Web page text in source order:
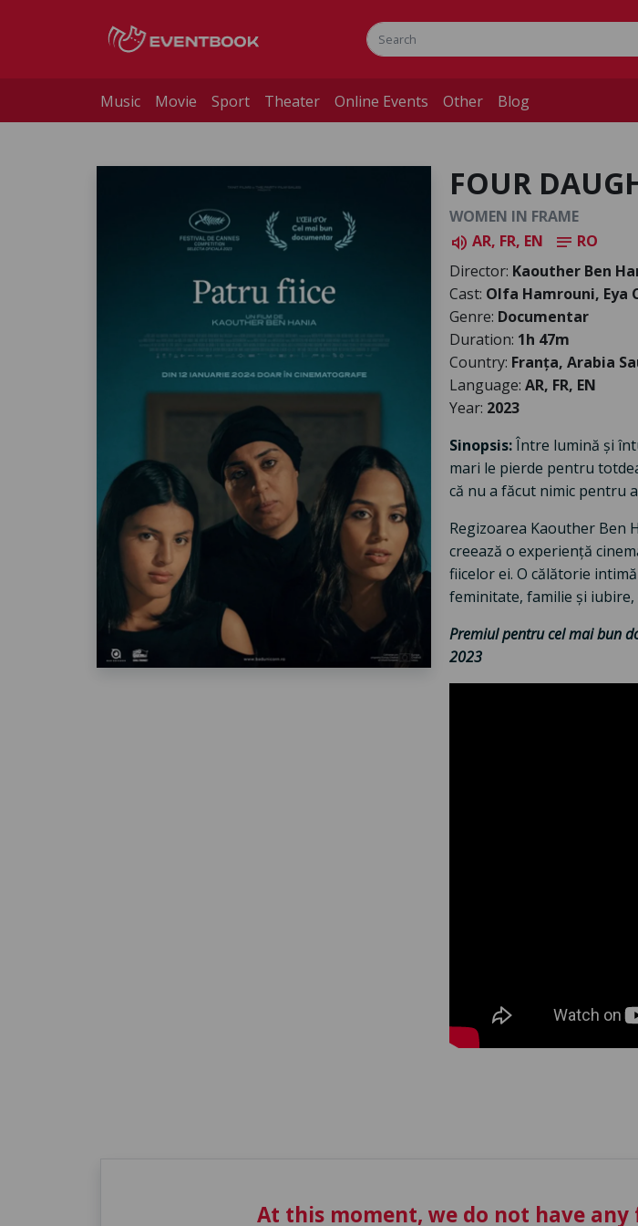
Music Movie Sport Theater Online Events Other Blog
FOUR
WOMEN IN FRAME
volume_up AR, FR, EN notes RO
Director: Kaouther Ben
Cast: Olfa Hamrouni, Eya
Genre: Documentar
Duration: 1h 47m
Country: Franța, Arabia
Language: AR, FR, EN
Year: 2023
Sinopsis:Între lumină și
mari le pierde pentru
că nu a făcut nimic pentru
Regizoarea Kaouther Ben
creează o experiență
fiicelor ei. O călătorie
feminitate, familie și
Premiul pentru cel mai bun
2023
At this moment, we do not have